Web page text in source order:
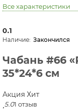
Все характеристики
0.1
Закончился
Чабань #66
35*24*6 см
Акция Хит
5.01 отзыв